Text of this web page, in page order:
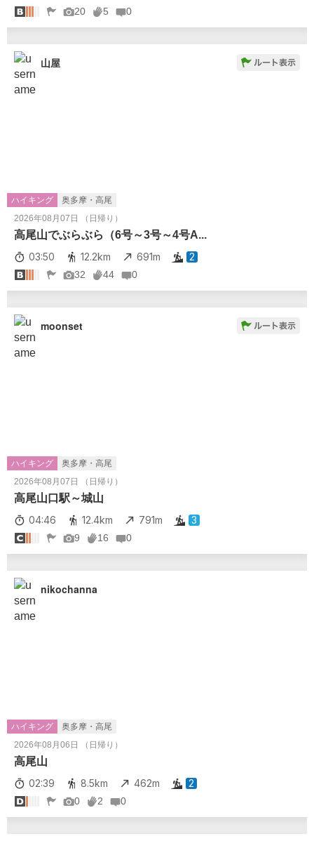
20 5 0
山屋
ハイキング
奥多摩・高尾
2026年08月07日 （日帰り）
高尾山でぶらぶら（6号～3号～4号A...
03:50
12.2km 691m 2
32 44 0
moonset
ハイキング
奥多摩・高尾
2026年08月07日 （日帰り）
高尾山口駅～城山
04:46
12.4km 791m 3
9 16 0
nikochanna
ハイキング
奥多摩・高尾
2026年08月06日 （日帰り）
高尾山
02:39
8.5km 462m 2
0 2 0